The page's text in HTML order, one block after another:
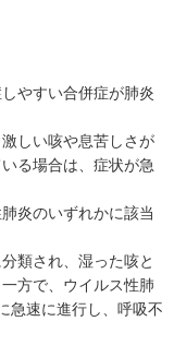
やすい合併症が肺炎
しい咳や息苦しさが
る場合は、症状が急
炎のいずれかに該当
類され、湿った咳と
方で、ウイルス性肺
急速に進行し、呼吸不